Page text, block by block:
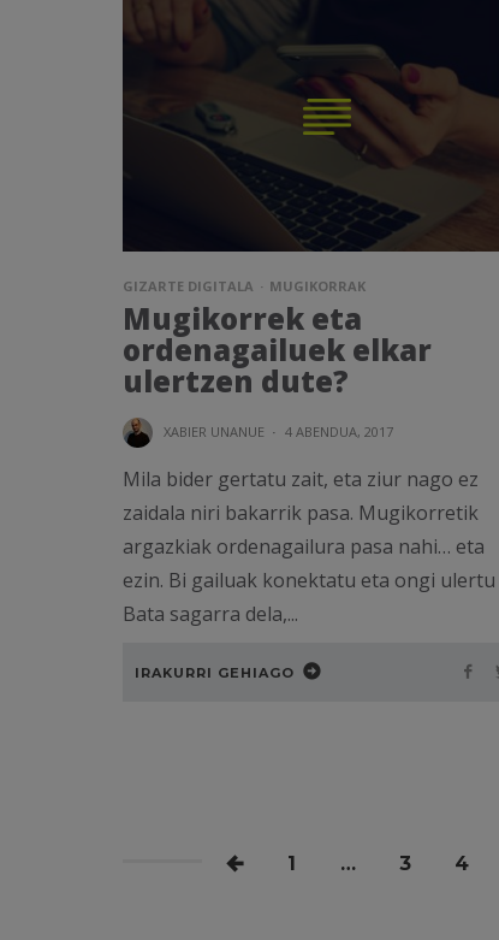
GIZARTE DIGITALA MUGIKORRAK
Mugikorrek eta
ordenagailuek elkar
ulertzen dute?
XABIER UNANUE · 4 ABENDUA, 2017
Mila bider gertatu zait, eta ziur nago ez
zaidala niri bakarrik pasa. Mugikorretik
argazkiak ordenagailura pasa nahi… eta
ezin. Bi gailuak konektatu eta ongi ulertu
Bata sagarra dela,...
IRAKURRI GEHIAGO
1 … 3 4